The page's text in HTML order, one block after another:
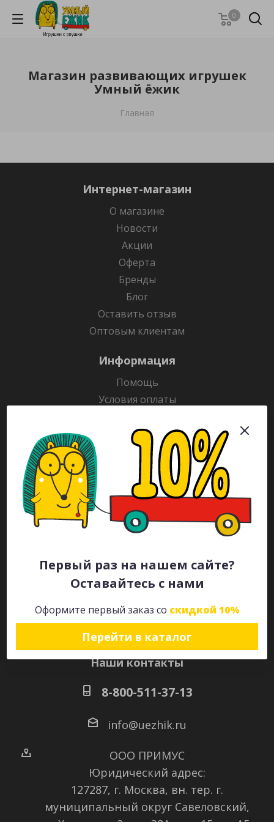
Первый раз на нашем сайте?
Оставайтесь с нами
Оформите первый заказ со скидкой 10%
Перейти в каталог
0
Магазин развивающих игрушек
Умный ёжик
Главная
Интернет-магазин
О магазине
Новости
Акции
Оферта
Бренды
Блог
Оставить отзыв
Оптовым клиентам
Информация
Помощь
Условия оплаты
Гарантия на товар
Раскраски
Рекламодателям
Каталог
Будьте всегда в курсе!
Наши контакты
8-800-511-37-13
info@uezhik.ru
ООО ПРИМУС
Юридический адрес:
127287, г. Москва, вн. тер. г.
муниципальный округ Савеловский,